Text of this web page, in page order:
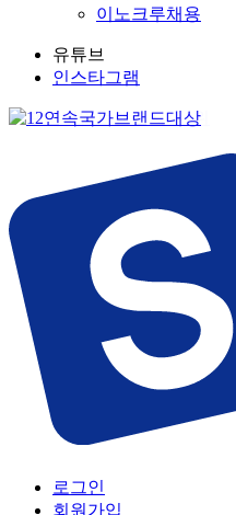
이노크루채용
유튜브
인스타그램
로그인
회원가입